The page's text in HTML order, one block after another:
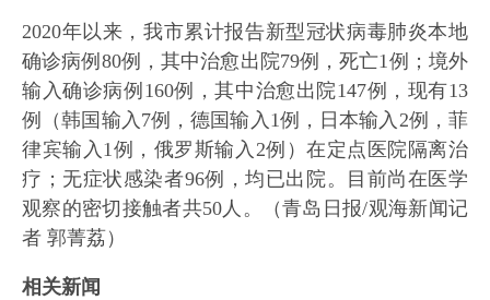
2020年以来，我市累计报告新型冠状病毒肺炎本地
确诊病例80例，其中治愈出院79例，死亡1例；境外
输入确诊病例160例，其中治愈出院147例，现有13
例（韩国输入7例，德国输入1例，日本输入2例，菲
律宾输入1例，俄罗斯输入2例）在定点医院隔离治
疗；无症状感染者96例，均已出院。目前尚在医学
观察的密切接触者共50人。（青岛日报/观海新闻记
者 郭菁荔）
相关新闻